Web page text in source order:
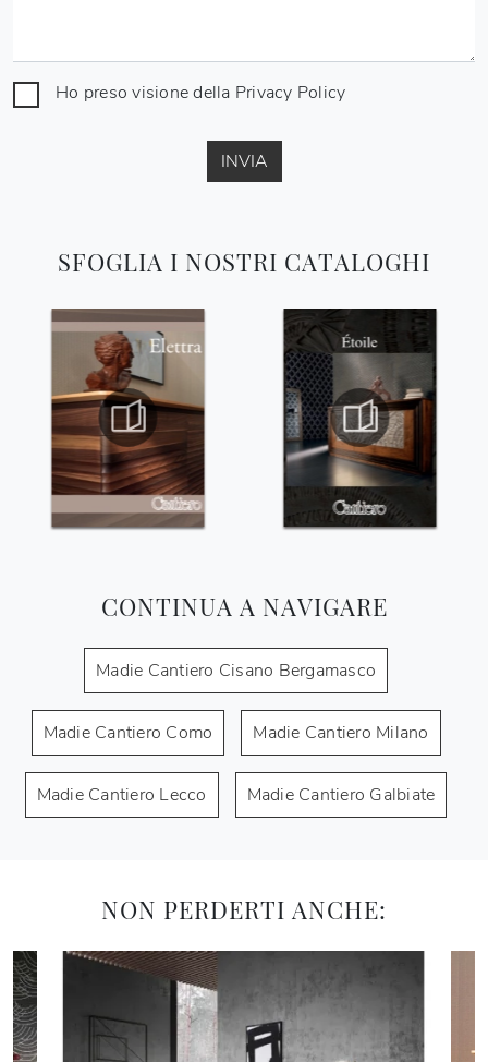
SFOGLIA I NOSTRI CATALOGHI
CONTINUA A NAVIGARE
Madie Cantiero Cisano Bergamasco
Madie Cantiero Como Madie Cantiero Milano
Madie Cantiero Lecco Madie Cantiero Galbiate
Ho preso visione della Privacy Policy
INVIA
NON PERDERTI ANCHE: